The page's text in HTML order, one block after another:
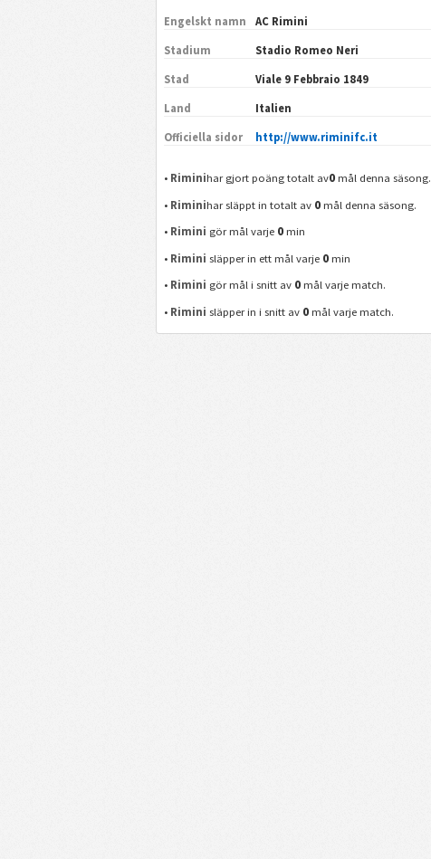
Engelskt namn AC Rimini
Stadium Stadio Romeo Neri
Stad Viale 9 Febbraio 1849
Land Italien
Officiella sidor http://www.riminifc.it
• Riminihar gjort poäng totalt av0 mål denna säsong.
• Riminihar släppt in totalt av 0 mål denna säsong.
• Rimini gör mål varje 0 min
• Rimini släpper in ett mål varje 0 min
• Rimini gör mål i snitt av 0 mål varje match.
• Rimini släpper in i snitt av 0 mål varje match.